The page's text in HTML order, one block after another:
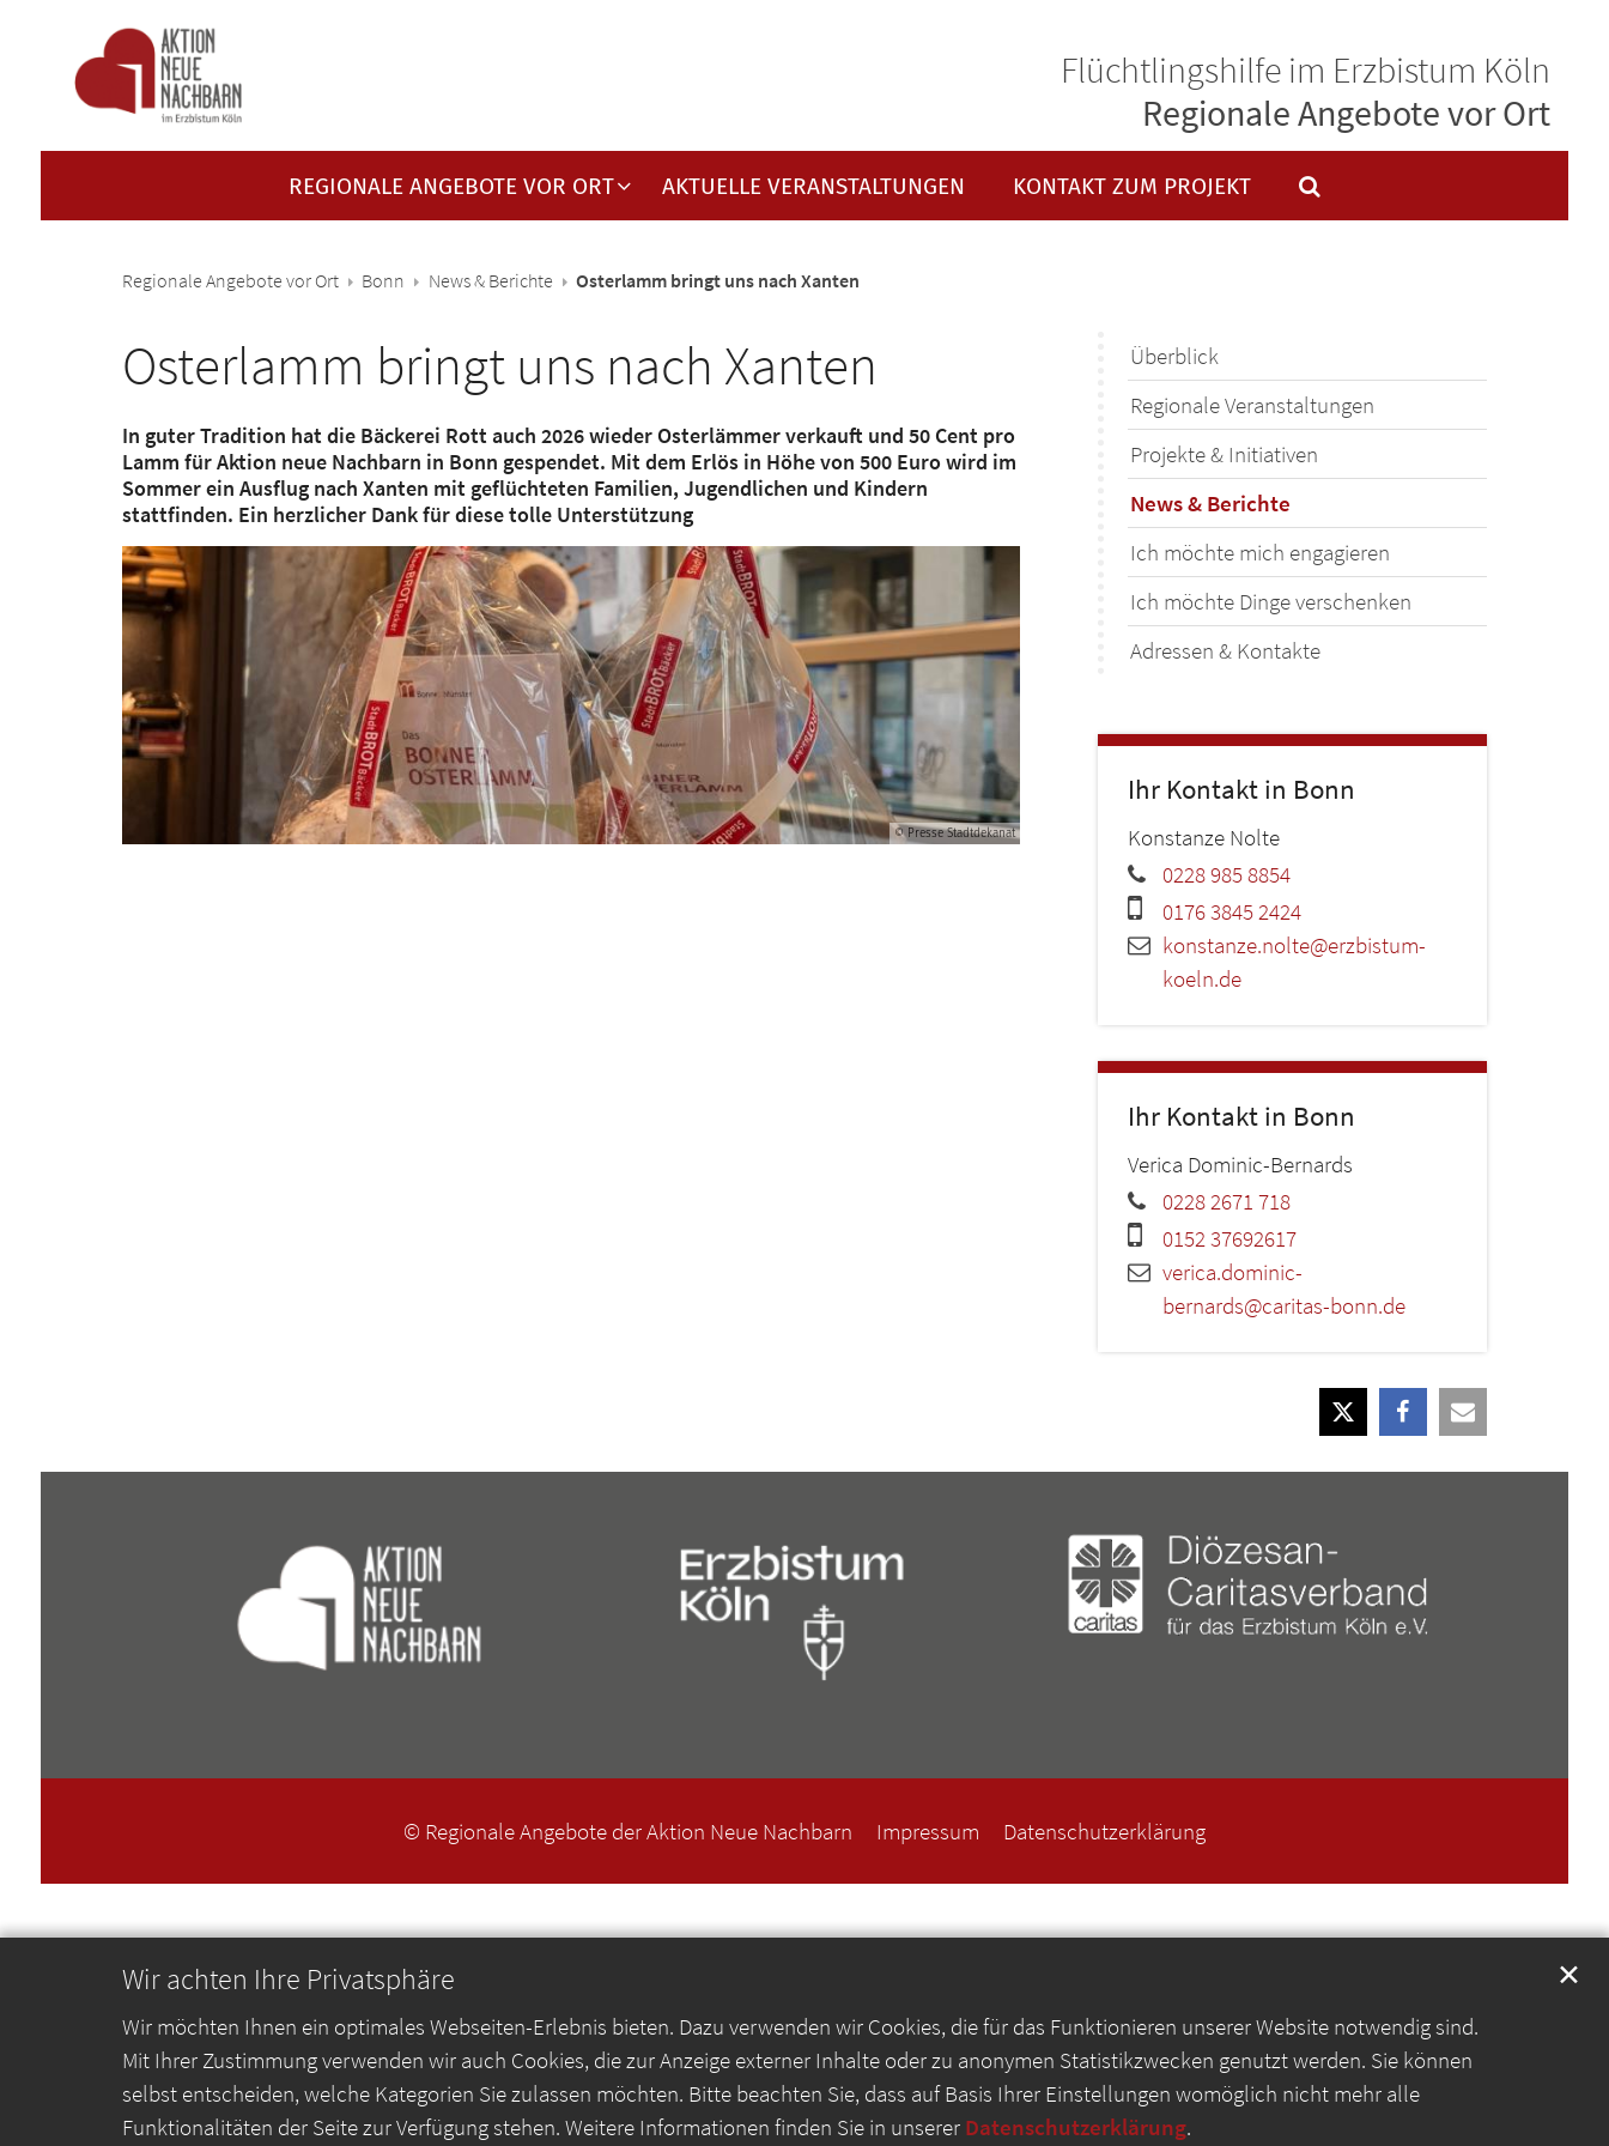
Wir achten Ihre Privatsphäre
Wir möchten Ihnen ein optimales Webseiten-Erlebnis bieten. Dazu verwenden wir Cookies, die für das Funktionieren unserer Website notwendig sind.
Mit Ihrer Zustimmung verwenden wir auch Cookies, die zur Anzeige externer Inhalte oder zu anonymen Statistikzwecken genutzt werden. Sie können
selbst entscheiden, welche Kategorien Sie zulassen möchten. Bitte beachten Sie, dass auf Basis Ihrer Einstellungen womöglich nicht mehr alle
Funktionalitäten der Seite zur Verfügung stehen. Weitere Informationen finden Sie in unserer Datenschutzerklärung.
✕
REGIONALE ANGEBOTE VOR ORT AKTUELLE VERANSTALTUNGEN KONTAKT ZUM PROJEKT
Flüchtlingshilfe im Erzbistum Köln
Regionale Angebote vor Ort
Regionale Angebote vor Ort Bonn News & Berichte Osterlamm bringt uns nach Xanten
Osterlamm bringt uns nach Xanten
In guter Tradition hat die Bäckerei Rott auch 2026 wieder Osterlämmer verkauft und 50 Cent pro
Lamm für Aktion neue Nachbarn in Bonn gespendet. Mit dem Erlös in Höhe von 500 Euro wird im
Sommer ein Ausflug nach Xanten mit geflüchteten Familien, Jugendlichen und Kindern
stattfinden. Ein herzlicher Dank für diese tolle Unterstützung
© Presse Stadtdekanat
Überblick
Regionale Veranstaltungen
Projekte & Initiativen
News & Berichte
Ich möchte mich engagieren
Ich möchte Dinge verschenken
Adressen & Kontakte
Ihr Kontakt in Bonn
KonstanzeNolte
0228 985 8854
0176 3845 2424
konstanze.nolte@erzbistum-
koeln.de
Ihr Kontakt in Bonn
Verica Dominic-Bernards
0228 2671 718
0152 37692617
verica.dominic-
bernards@caritas-bonn.de
© Regionale Angebote der Aktion Neue Nachbarn Impressum Datenschutzerklärung